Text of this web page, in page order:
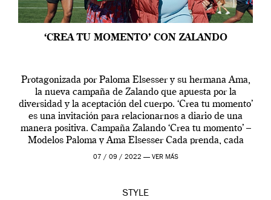
‘CREA TU MOMENTO’ CON ZALANDO
Protagonizada por Paloma Elsesser y su hermana Ama,
la nueva campaña de Zalando que apuesta por la
diversidad y la aceptación del cuerpo. ‘Crea tu momento’
es una invitación para relacionarnos a diario de una
manera positiva. Campaña Zalando ‘Crea tu momento’ –
Modelos Paloma y Ama Elsesser Cada prenda, cada
outfit, cada momento, caracteriza […]
07 / 09 / 2022 — VER MÁS
STYLE